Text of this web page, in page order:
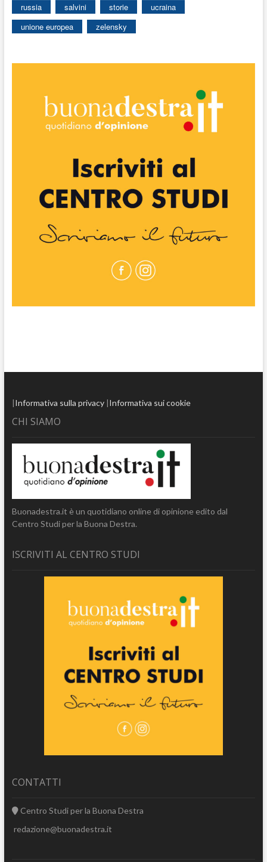
russia
salvini storie
ucraina
unione europea
zelensky
|Informativa sulla privacy|Informativa sui cookie
CHI SIAMO
Buonadestra.it è un quotidiano online di opinione edito dal
Centro Studi per la Buona Destra.
ISCRIVITI AL CENTRO STUDI
CONTATTI
Centro Studi per la Buona Destra
redazione@buonadestra.it